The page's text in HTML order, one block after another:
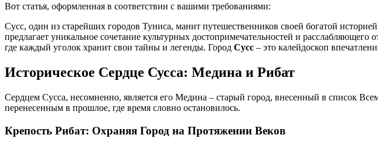
Вот статья, оформленная в соответствии с вашими требованиями:
Сусс, один из старейших городов Туниса, манит путешественников своей богатой
предлагает уникальное сочетание культурных достопримечательностей и расслабляющего
где каждый уголок хранит свои тайны и легенды. Город Сусс – это калейдоскоп
Историческое Сердце Сусса: Медина и Рибат
Сердцем Сусса, несомненно, является его Медина – старый город, внесенный в список
перенесенным в прошлое, где время словно остановилось.
Крепость Рибат: Охраняя Город на Протяжении Веков